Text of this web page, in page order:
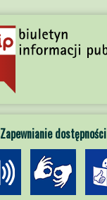
Zapewnianie dostępności